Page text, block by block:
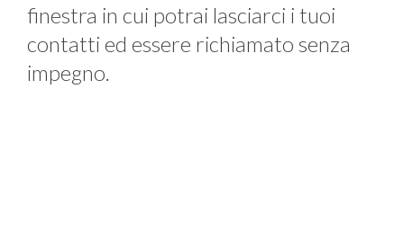
finestra in cui potrai lasciarci i tuoi
contatti ed essere richiamato senza
impegno.